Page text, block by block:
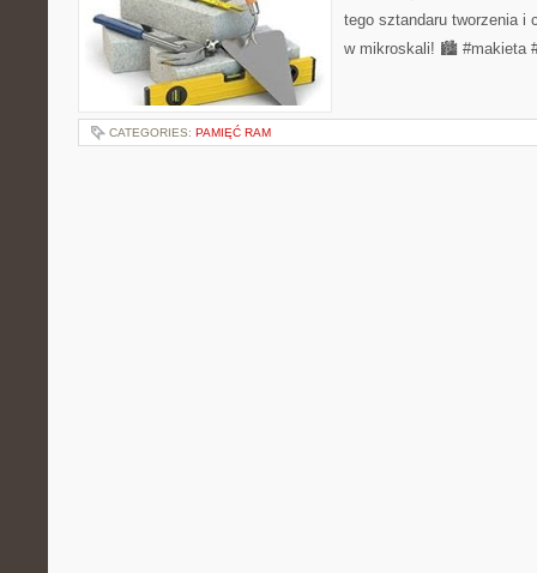
tego sztandaru tworzenia i
w mikroskali! 🏙️ #makieta
CATEGORIES: PAMIĘĆ RAM